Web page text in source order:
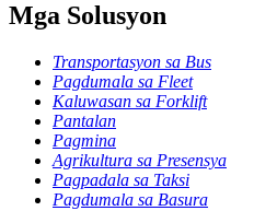
Mga Solusyon
Transportasyon sa Bus
Pagdumala sa Fleet
Kaluwasan sa Forklift
Pantalan
Pagmina
Agrikultura sa Presensya
Pagpadala sa Taksi
Pagdumala sa Basura